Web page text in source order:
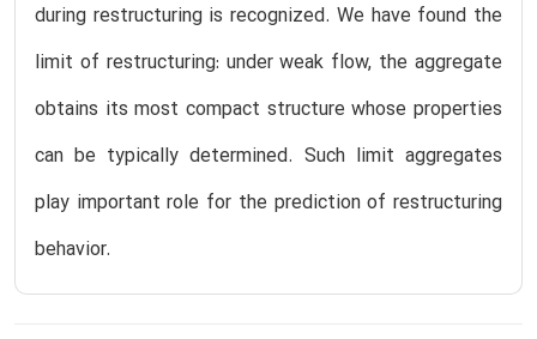
during restructuring is recognized. We have found the
limit of restructuring: under weak flow, the aggregate
obtains its most compact structure whose properties
can be typically determined. Such limit aggregates
play important role for the prediction of restructuring
behavior.